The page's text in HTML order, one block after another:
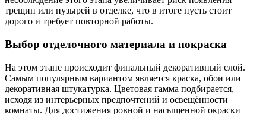
трещин или пузырей в отделке, что в итоге пусть стоит
дорого и требует повторной работы.
Выбор отделочного материала и покраска
На этом этапе происходит финальный декоративный слой.
Самым популярным вариантом является краска, обои или
декоративная штукатурка. Цветовая гамма подбирается,
исходя из интерьерных предпочтений и освещённости
комнаты. Для достижения ровной и насыщенной окраски